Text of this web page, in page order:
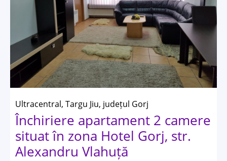
Ultracentral, Targu Jiu, județul Gorj
Închiriere apartament 2 camere
situat în zona Hotel Gorj, str.
Alexandru Vlahuță